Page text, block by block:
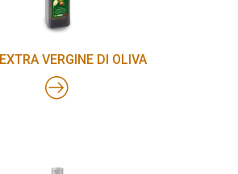
VERGINE DI OLIVA